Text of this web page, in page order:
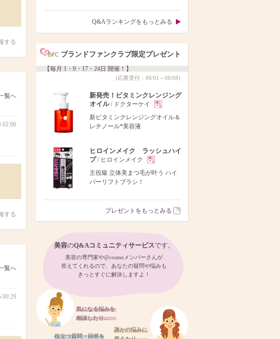
する
覧へ
02:06
する
覧へ
00:29
Q&Aランキングをもっとみる
ブランドファンクラブ限定プレゼント
【毎月 1・9・17・24日 開催！】
(応募受付：08/01～08/08)
新発売！ビタミンクレンジング
オイル/ ドクターケイ
現
新ビタミンクレンジングオイル＆
レチノール*美容液
ヒロインメイク ラッシュハイ
プ/ ヒロインメイク
現
主役級 立体美まつ毛が叶う ハイ
パーリフトブラシ！
プレゼントをもっとみる
美容のQ&Aコミュニティサービスです。
美容の専門家や@cosmeメンバーさんが
答えてくれるので、あなたの疑問や悩みも
きっとすぐに解決しますよ！
気になる悩みを
相談したり…
誰かの悩みに
役立つ質問・回答を